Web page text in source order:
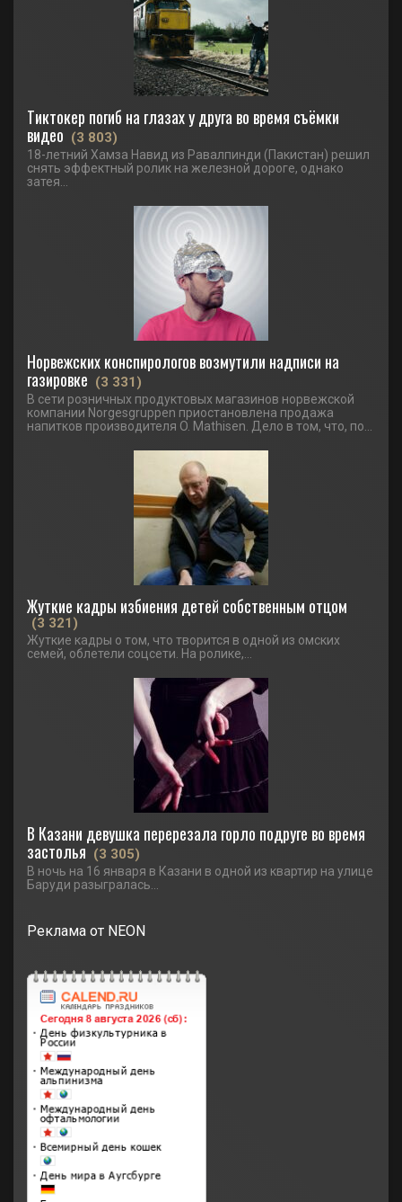
Тиктокер погиб на глазах у друга во время съёмки
видео (3 803)
18-летний Хамза Навид из Равалпинди (Пакистан) решил
снять эффектный ролик на железной дороге, однако
затея...
Норвежских конспирологов возмутили надписи на
газировке (3 331)
В сети розничных продуктовых магазинов норвежской
компании Norgesgruppen приостановлена продажа
напитков производителя O. Mathisen. Дело в том, что, по...
Жуткие кадры избиения детей собственным отцом
(3 321)
Жуткие кадры о том, что творится в одной из омских
семей, облетели соцсети. На ролике,...
В Казани девушка перерезала горло подруге во время
застолья (3 305)
В ночь на 16 января в Казани в одной из квартир на улице
Баруди разыгралась...
Реклама от NEON